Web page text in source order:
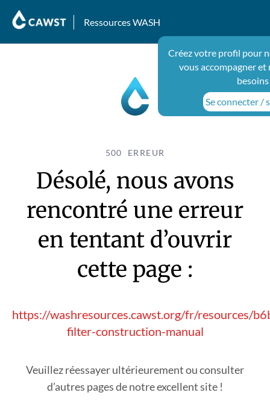
Ressources WASH
Créez votre profil pour
vous accompagner et
Se connecter /
500 ERREUR
Désolé, nous avons
rencontré une erreur
en tentant d’ouvrir
cette page :
https://washresources.cawst.org/fr/resources/
filter-construction-manual
Veuillez réessayer ultérieurement ou consulter
d’autres pages de notre excellent site !